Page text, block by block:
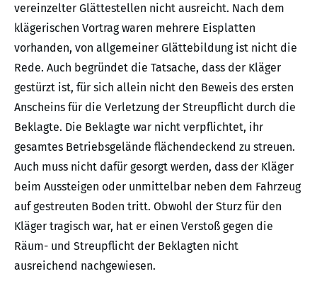
vereinzelter Glättestellen nicht ausreicht. Nach dem
klägerischen Vortrag waren mehrere Eisplatten
vorhanden, von allgemeiner Glättebildung ist nicht die
Rede. Auch begründet die Tatsache, dass der Kläger
gestürzt ist, für sich allein nicht den Beweis des ersten
Anscheins für die Verletzung der Streupflicht durch die
Beklagte. Die Beklagte war nicht verpflichtet, ihr
gesamtes Betriebsgelände flächendeckend zu streuen.
Auch muss nicht dafür gesorgt werden, dass der Kläger
beim Aussteigen oder unmittelbar neben dem Fahrzeug
auf gestreuten Boden tritt. Obwohl der Sturz für den
Kläger tragisch war, hat er einen Verstoß gegen die
Räum- und Streupflicht der Beklagten nicht
ausreichend nachgewiesen.